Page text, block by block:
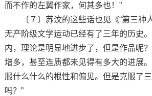
而不作的左翼作家，何其多也！”
〔７〕苏汶的这些话也见《“第三种人
无产阶级文学运动已经有了三年的历史
内，理论是明显地进步了，但是作品呢
增多，甚至连质都未见得有多大的进展
服什么什么的根性和偏见。但是克服了
吗？”